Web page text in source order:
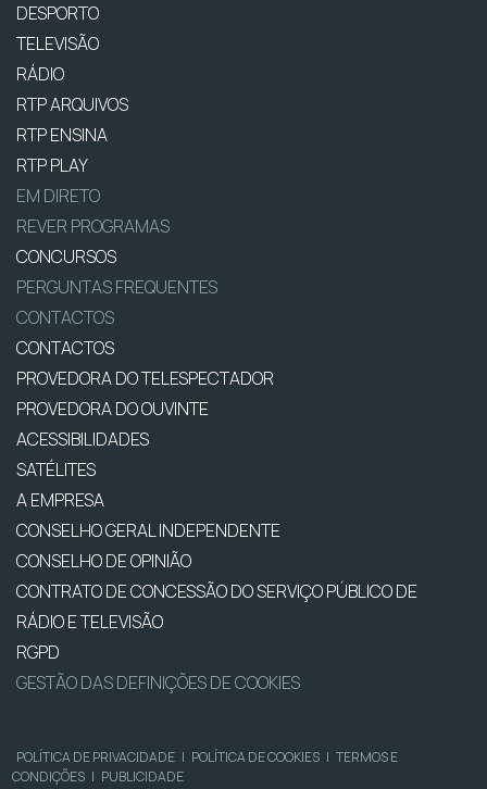
DESPORTO
TELEVISÃO
RÁDIO
RTP ARQUIVOS
RTP ENSINA
RTP PLAY
EM DIRETO
REVER PROGRAMAS
CONCURSOS
PERGUNTAS FREQUENTES
CONTACTOS
CONTACTOS
PROVEDORA DO TELESPECTADOR
PROVEDORA DO OUVINTE
ACESSIBILIDADES
SATÉLITES
A EMPRESA
CONSELHO GERAL INDEPENDENTE
CONSELHO DE OPINIÃO
CONTRATO DE CONCESSÃO DO SERVIÇO PÚBLICO DE
RÁDIO E TELEVISÃO
RGPD
GESTÃO DAS DEFINIÇÕES DE COOKIES
POLÍTICA DE PRIVACIDADE | POLÍTICA DE COOKIES | TERMOS E
CONDIÇÕES | PUBLICIDADE